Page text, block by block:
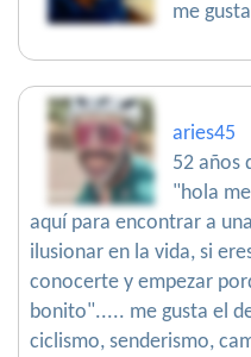
me
aries45
52 años
"hola
aquí para encontrar a
ilusionar en la vida, si
conocerte y empezar
bonito"..... me gusta el
ciclismo, senderismo,